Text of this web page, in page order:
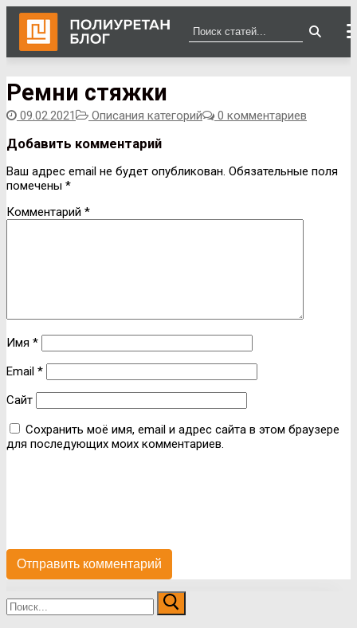
Перейти
к
содержимому
Меню
Закрыть
Ремни стяжки
09.02.2021 Описания категорий 0 комментариев
Навигация
по
записям
Добавить комментарий
Ваш адрес email не будет опубликован. Обязательные поля
помечены *
Комментарий *
Имя *
Email *
Сайт
Сохранить моё имя, email и адрес сайта в этом браузере
для последующих моих комментариев.
Искать: